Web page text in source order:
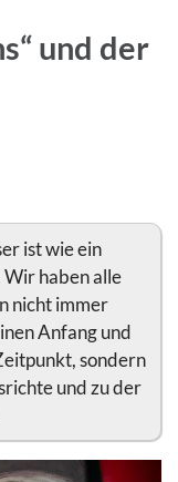
und der
ist wie ein
Wir haben alle
nicht immer
Anfang und
sondern
und zu der